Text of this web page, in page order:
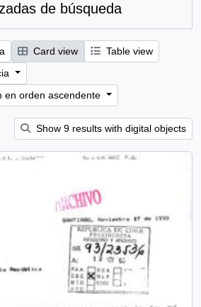
de búsqueda
Card view
Table view
en orden ascendente
Show 9 results with digital objects